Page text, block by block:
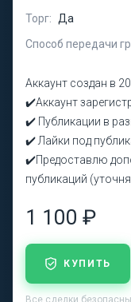
Торг:
Да
Способ передачи
Аккаунт создан в
✔️Аккаунт
✔️ Публикации в
✔️ Лайки под
✔️Предоставлю
публикаций
1 100 ₽
КУПИТЬ
Все сделки